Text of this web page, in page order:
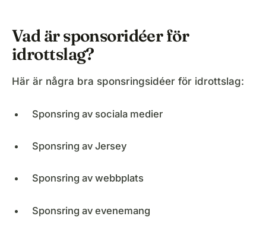
Vad är sponsoridéer för
idrottslag?
Här är några bra sponsringsidéer för idrottslag:
Sponsring av sociala medier
Sponsring av Jersey
Sponsring av webbplats
Sponsring av evenemang